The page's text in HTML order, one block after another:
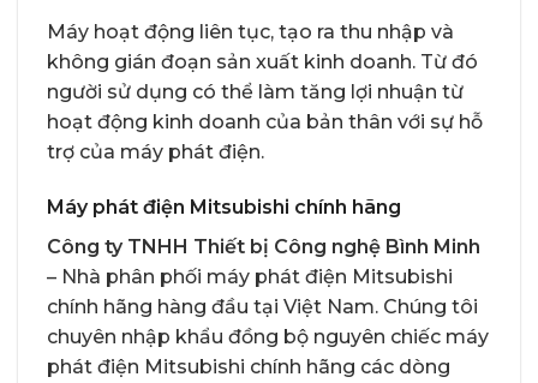
Máy hoạt động liên tục, tạo ra thu nhập và
không gián đoạn sản xuất kinh doanh. Từ đó
người sử dụng có thể làm tăng lợi nhuận từ
hoạt động kinh doanh của bản thân với sự hỗ
trợ của máy phát điện.
Máy phát điện Mitsubishi chính hãng
Công ty TNHH Thiết bị Công nghệ Bình Minh
– Nhà phân phối máy phát điện Mitsubishi
chính hãng hàng đầu tại Việt Nam. Chúng tôi
chuyên nhập khẩu đồng bộ nguyên chiếc máy
phát điện Mitsubishi chính hãng các dòng